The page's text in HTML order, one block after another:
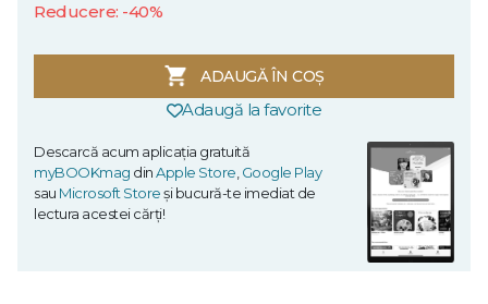
Reducere: -40%
ADAUGĂ ÎN COȘ
Adaugă la favorite
Descarcă acum aplicația gratuită
myBOOKmag dinApple Store,Google Play
sau Microsoft Storeși bucură-te imediat de
lectura acestei cărți!